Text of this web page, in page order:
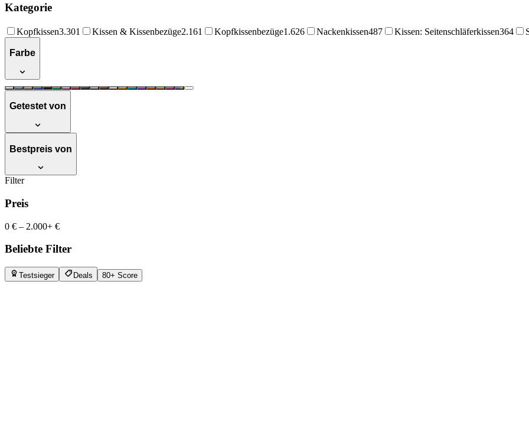
Kategorie
Kopfkissen3.301 Kissen & Kissenbezüge2.161 Kopfkissenbezüge1.626 Nackenkissen487 Kissen: Seitenschläferkissen364
Farbe
Getestet von
Bestpreis von
Filter
Preis
0 € – 2.000+ €
Beliebte Filter
Testsieger Deals 80+ Score